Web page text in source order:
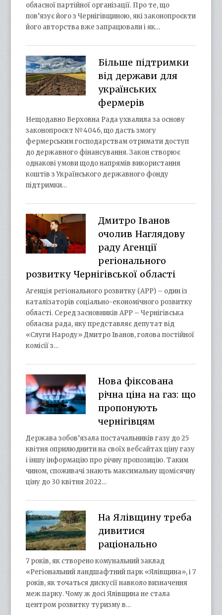
обласної партійної організації. Про те, що
пов’язує його з Чернігівщиною, які законопроєкти
його авторства вже запрацювали і як…
Більше підтримки
від держави для
українських
фермерів
Нещодавно Верховна Рада ухвалила за основу
законопроєкт №4046, що дасть змогу
фермерським господарствам отримати доступ
до державного фінансування. Закон створює
однакові умови щодо напрямів використання
коштів з Українського державного фонду
підтримки…
Дмитро Іванов
очолив Наглядову
раду Агенції
регіонального
розвитку Чернігівської області
Агенція регіонального розвитку (АРР) – один із
каталізаторів соціально-економічного розвитку
області. Серед засновників АРР – Чернігівська
обласна рада, яку представляє депутат від
«Слуги Народу» Дмитро Іванов, голова постійної
комісії з…
Нова фіксована
річна ціна на газ: що
пропонують
чернігівцям
Держава зобов’язала постачальників газу до 25
квітня оприлюднити на своїх вебсайтах ціну газу
і іншу інформацію про річну пропозицію. Таким
чином, споживачі знають максимальну щомісячну
ціну до 30 квітня 2022…
На Ялівщину треба
дивитися
раціонально
7 років, як створено комунальний заклад
«Регіональний ландшафтний парк «Ялівщина», і 7
років, як точаться дискусії навколо визначення
меж парку. Чому ж досі Ялівщина не стала
центром розвитку туризму в…